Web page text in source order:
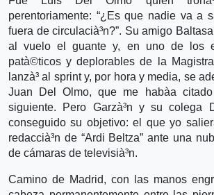
perentoriamente: “¿Es que nadie va a
fuera de circulacià³n?”. Su amigo
al vuelo el guante y, en uno de los
patà©ticos y deplorables de la
lanzà³ al sprint y, por hora y media, se
Juan Del Olmo, que me habà­a
siguiente. Pero Garzà³n y su colega
conseguido su objetivo: el que yo
redaccià³n de “Ardi Beltza” ante una
de cámaras de televisià³n.
Camino de Madrid, con las manos